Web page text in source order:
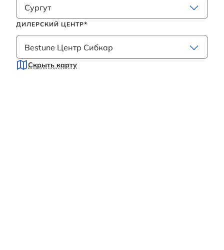
Сургут
ДИЛЕРСКИЙ ЦЕНТР
Bestune Центр Сибкар
Скрыть карту